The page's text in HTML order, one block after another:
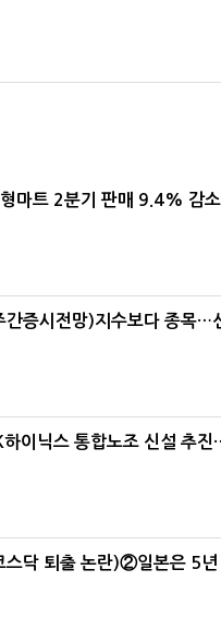
마트 2분기 판매 9.4% 감
간증시전망)지수보다 종목…
하이닉스 통합노조 신설 추
스닥 퇴출 논란)②일본은 5년